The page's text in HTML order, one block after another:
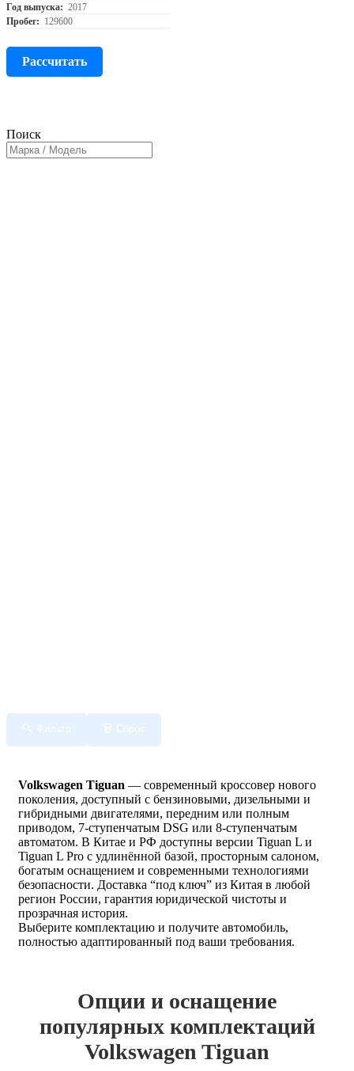
Год выпуска: 2017
Пробег: 129600
Рассчитать
Поиск
Фильтр Сброс
Volkswagen Tiguan — современный кроссовер нового
поколения, доступный с бензиновыми, дизельными и
гибридными двигателями, передним или полным
приводом, 7-ступенчатым DSG или 8-ступенчатым
автоматом. В Китае и РФ доступны версии Tiguan L и
Tiguan L Pro с удлинённой базой, просторным салоном,
богатым оснащением и современными технологиями
безопасности. Доставка “под ключ” из Китая в любой
регион России, гарантия юридической чистоты и
прозрачная история.
Выберите комплектацию и получите автомобиль,
полностью адаптированный под ваши требования.
Опции и оснащение
популярных комплектаций
Volkswagen Tiguan